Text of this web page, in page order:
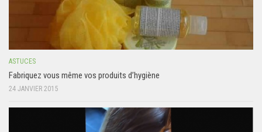
ASTUCES
Fabriquez vous même vos produits d’hygiène
24 JANVIER 2015